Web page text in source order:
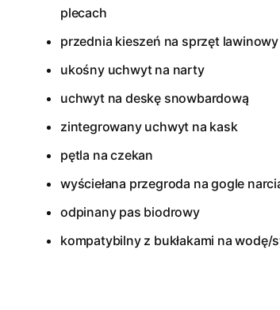
plecach
przednia kieszeń na sprzęt lawinowy
ukośny uchwyt na narty
uchwyt na deskę snowbardową
zintegrowany uchwyt na kask
pętla na czekan
wyściełana przegroda na gogle
odpinany pas biodrowy
kompatybilny z bukłakami na